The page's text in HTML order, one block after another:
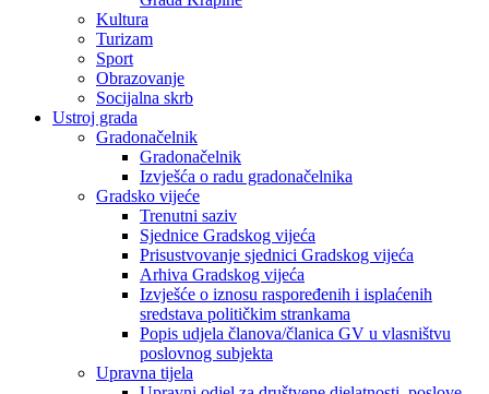
Kultura
Turizam
Sport
Obrazovanje
Socijalna skrb
Ustroj grada
Gradonačelnik
Gradonačelnik
Izvješća o radu gradonačelnika
Gradsko vijeće
Trenutni saziv
Sjednice Gradskog vijeća
Prisustvovanje sjednici Gradskog vijeća
Arhiva Gradskog vijeća
Izvješće o iznosu raspoređenih i isplaćenih
sredstava političkim strankama
Popis udjela članova/članica GV u vlasništvu
poslovnog subjekta
Upravna tijela